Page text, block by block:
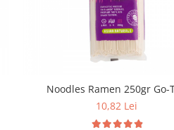
Noodles Ramen 250gr Go-
10,82 Lei